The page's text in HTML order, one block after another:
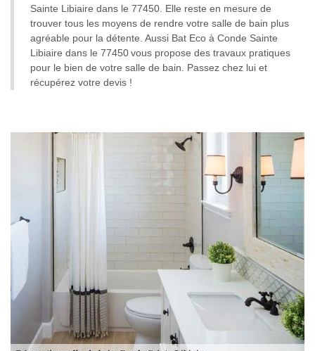
Sainte Libiaire dans le 77450. Elle reste en mesure de
trouver tous les moyens de rendre votre salle de bain plus
agréable pour la détente. Aussi Bat Eco à Conde Sainte
Libiaire dans le 77450 vous propose des travaux pratiques
pour le bien de votre salle de bain. Passez chez lui et
récupérez votre devis !